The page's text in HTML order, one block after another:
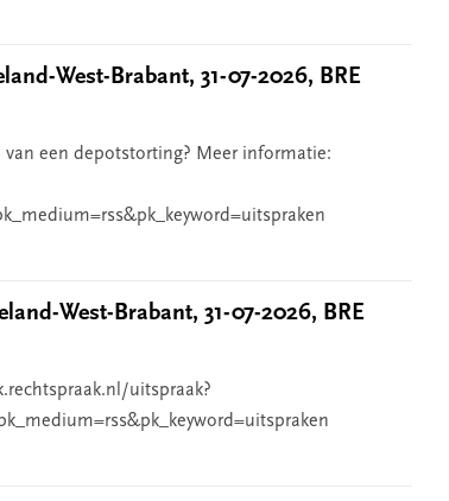
West-Brabant, 31-07-2026, BRE
van een depotstorting? Meer informatie:
West-Brabant, 31-07-2026, BRE
uitspraak?